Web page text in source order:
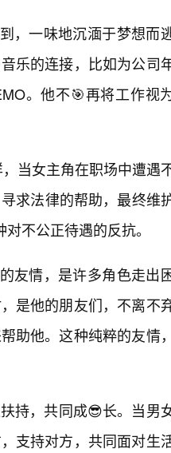
，一味地沉湎于梦想而
乐的连接，比如为公司
。他不🎯再将工作视
当女主角在职场中遭遇
求法律的帮助，最终维
不公正待遇的反抗。
友情，是许多角色走出
是他的朋友们，不离不
助他。这种纯粹的友情
持，共同成😎长。当男
支持对方，共同面对生